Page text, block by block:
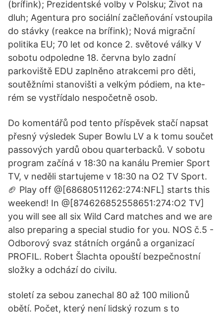
(brífink); Prezidentské volby v Polsku; Život na
dluh; Agentura pro sociální začleňování vstoupila
do stávky (reakce na brífink); Nová migrační
politika EU; 70 let od konce 2. světové války V
sobotu odpoledne 18. června bylo zadní
parkoviště EDU zaplněno atrakcemi pro děti,
soutěžními stanovišti a velkým pódiem, na kte-
rém se vystřídalo nespočetně osob.
Do komentářů pod tento příspěvek stačí napsat
přesný výsledek Super Bowlu LV a k tomu součet
passových yardů obou quarterbacků. V sobotu
program začíná v 18:30 na kanálu Premier Sport
TV, v neděli startujeme v 18:30 na O2 TV Sport.
🏈 Play off @[68680511262:274:NFL] starts this
weekend! In @[874626852558651:274:O2 TV]
you will see all six Wild Card matches and we are
also preparing a special studio for you. NOS č.5 -
Odborový svaz státních orgánů a organizací
PROFIL. Robert Šlachta opouští bezpečnostní
složky a odchází do civilu.
století za sebou zanechal 80 až 100 milionů
obětí. Počet, který není lidský rozum s to